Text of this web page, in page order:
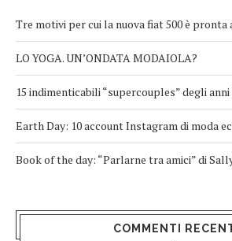
Tre motivi per cui la nuova fiat 500 è pronta
LO YOGA. UN’ONDATA MODAIOLA?
15 indimenticabili “supercouples” degli anni
Earth Day: 10 account Instagram di moda
Book of the day: “Parlarne tra amici” di
COMMENTI